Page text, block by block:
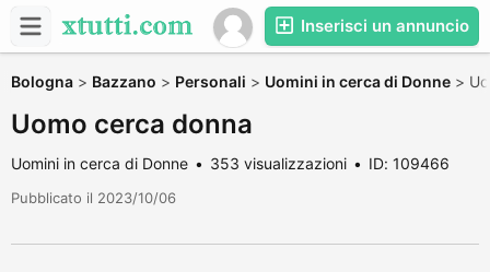
Inserisci un annuncio
Bologna > Bazzano > Personali > Uomini in cerca di Donne >
Uomo cerca donna
Uomini in cerca di Donne 353 visualizzazioni ID: 109466
Pubblicato il 2023/10/06